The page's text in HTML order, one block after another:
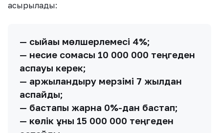
асырылады:
— сыйақы мөлшерлемесі 4%;
— несие сомасы 10 000 000 теңгеден
аспауы керек;
— қаржыландыру мерзімі 7 жылдан
аспайды;
— бастапқы жарна 0%-дан бастап;
— көлік құны 15 000 000 теңгеден